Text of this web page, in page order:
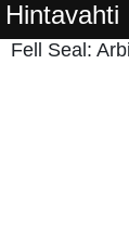
Hintavahti
Fell Seal: